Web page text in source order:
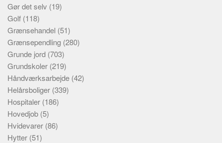
Gør det selv (19)
Golf (118)
Grænsehandel (51)
Grænsependling (280)
Grunde jord (703)
Grundskoler (219)
Håndværksarbejde (42)
Helårsboliger (339)
Hospitaler (186)
Hovedjob (5)
Hvidevarer (86)
Hytter (51)